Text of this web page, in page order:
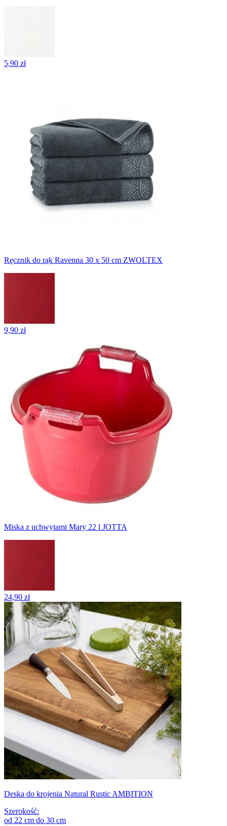
5,90 zł
Ręcznik do rąk Ravenna 30 x 50 cm ZWOLTEX
9,90 zł
Miska z uchwytami Mary 22 l JOTTA
24,90 zł
Deska do krojenia Natural Rustic AMBITION
Szerokość:
od 22 cm do 30 cm